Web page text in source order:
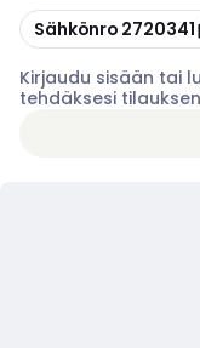
Kopioi
Sähkönro 2720341
Kirjaudu sisään tai
tehdäksesi tilauksen